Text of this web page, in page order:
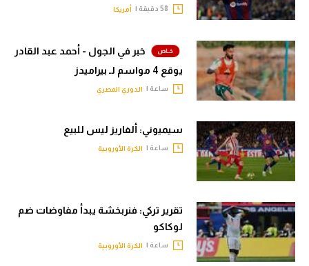
أمريكا
خبر في الجول - أحمد عبد القادر
يوقع 4 مواسم لـ بيراميدز
ساعة | الدوري المصري
سيميوني: ألفاريز ليس للبيع
ساعة | الكرة الأوروبية
تقرير تركي: فنربخشة يبدأ مفاوضات ضم
لوكاكو
ساعة | الكرة الأوروبية